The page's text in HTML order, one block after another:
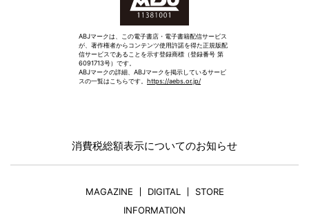
ABJマークは、この電子書店・電子書籍配信サービス
が、著作権者からコンテンツ使用許諾を得た正規版配
信サービスであることを示す登録商標（登録番号 第
6091713号）です。
ABJマークの詳細、ABJマークを掲示しているサービ
スの一覧はこちらです。 https://aebs.or.jp/
消費税総額表示についてのお知らせ
MAGAZINE DIGITAL
STORE
INFORMATION